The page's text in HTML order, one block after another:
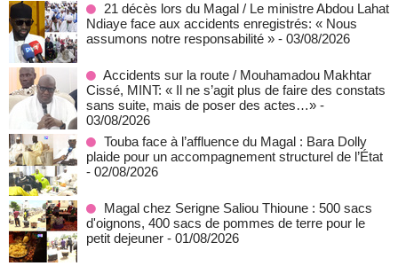
21 décès lors du Magal / Le ministre Abdou Lahat
Ndiaye face aux accidents enregistrés: « Nous
assumons notre responsabilité » - 03/08/2026
Accidents sur la route / Mouhamadou Makhtar
Cissé, MINT: « Il ne s’agit plus de faire des constats
sans suite, mais de poser des actes…» -
03/08/2026
Touba face à l’affluence du Magal : Bara Dolly
plaide pour un accompagnement structurel de l’État
- 02/08/2026
Magal chez Serigne Saliou Thioune : 500 sacs
d'oignons, 400 sacs de pommes de terre pour le
petit dejeuner - 01/08/2026